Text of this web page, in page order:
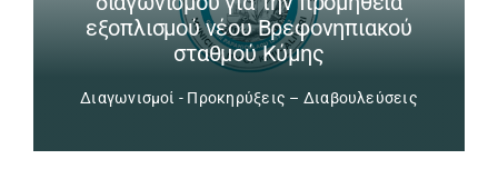
εξοπλισμού νέου Βρεφονηπιακού
σταθμού Κύμης
Διαγωνισμοί - Προκηρύξεις – Διαβουλεύσεις